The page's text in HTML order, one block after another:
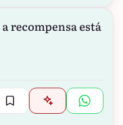
recompensa está